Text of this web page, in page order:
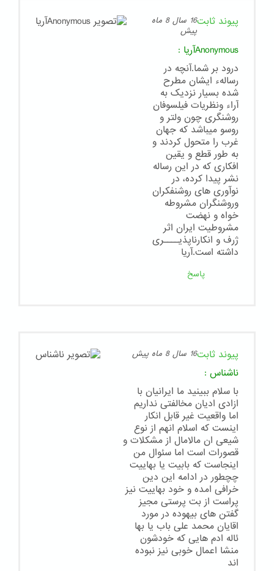
پیوند ثابت
16 سال 8 ماه
پیش
Anonymousآریا
:
درود بر شما.آنچه در
رسالهء ایشان مطرح
شده بسیار نزدیک به
آراء ونظریات فیلسوفان
روشنگری چون ولتر و
روسو میباشد که جهان
غرب را متحول کردند و
به طور قطع و یقین
افکاری که در این رساله
نشر پیدا کرده، در
نوآوری های روشنفکران
وروشنگران مشروطه
خواه و نهضت
مشروطیت ایران اثر
ژرف و انکارناپذیــــری
داشته است.آریا
پاسخ
پیوند ثابت16 سال 8 ماه پیش
ناشناس :
با سلام ببینید ما ایرانیان با
ازادی ادیان مخالفتی نداریم
اما واقعیت غیر قابل انکار
اینست که اسلام انهم از نوع
شیعی ان مالامال از مشکلات و
قصورات است اما سئوال من
اینجاست که بابیت یا بهاییت
چچطور در ادامه این دین
خرافی امده و خود بهاییت نیز
پراست از بت پرستی مجیز
گفتن های بیهوده در مورد
اقایان محمد علی باب یا بها
ئاله ادم هایی که خودشون
منشا اعمال خوبی نیز نبوده
اند